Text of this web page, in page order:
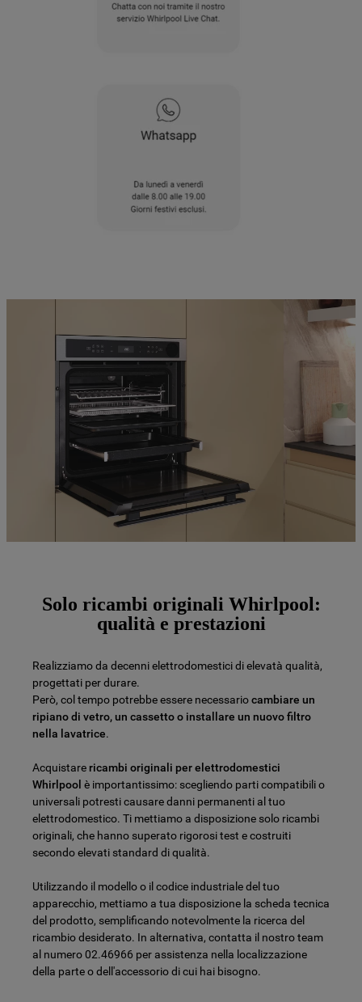
Solo ricambi originali Whirlpool:
qualità e prestazioni
Realizziamo da decenni elettrodomestici di elevatà qualità,
progettati per durare.
Però, col tempo potrebbe essere necessariocambiare un
ripiano di vetro, un cassetto o installare un nuovo filtro
nella lavatrice.
Acquistare ricambi originali per elettrodomestici
Whirlpool è importantissimo: scegliendo parti compatibili o
universali potresti causare danni permanenti al tuo
elettrodomestico. Ti mettiamo a disposizione solo ricambi
originali, che hanno superato rigorosi test e costruiti
secondo elevati standard di qualità.
Utilizzando il modello o il codice industriale del tuo
apparecchio, mettiamo a tua disposizione la scheda tecnica
del prodotto, semplificando notevolmente la ricerca del
ricambio desiderato. In alternativa, contatta il nostro team
al numero 02.46966 per assistenza nella localizzazione
della parte o dell'accessorio di cui hai bisogno.